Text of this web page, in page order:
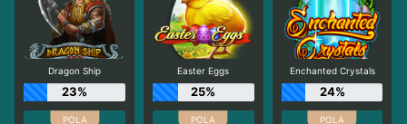
Dragon Ship
23%
Easter Eggs
25%
Enchanted Crystals
24%